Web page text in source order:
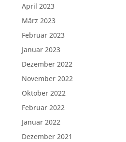
April 2023
März 2023
Februar 2023
Januar 2023
Dezember 2022
November 2022
Oktober 2022
Februar 2022
Januar 2022
Dezember 2021